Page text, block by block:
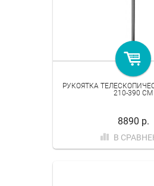
РУКОЯТКА
210-390 СМ
8890 р.
В